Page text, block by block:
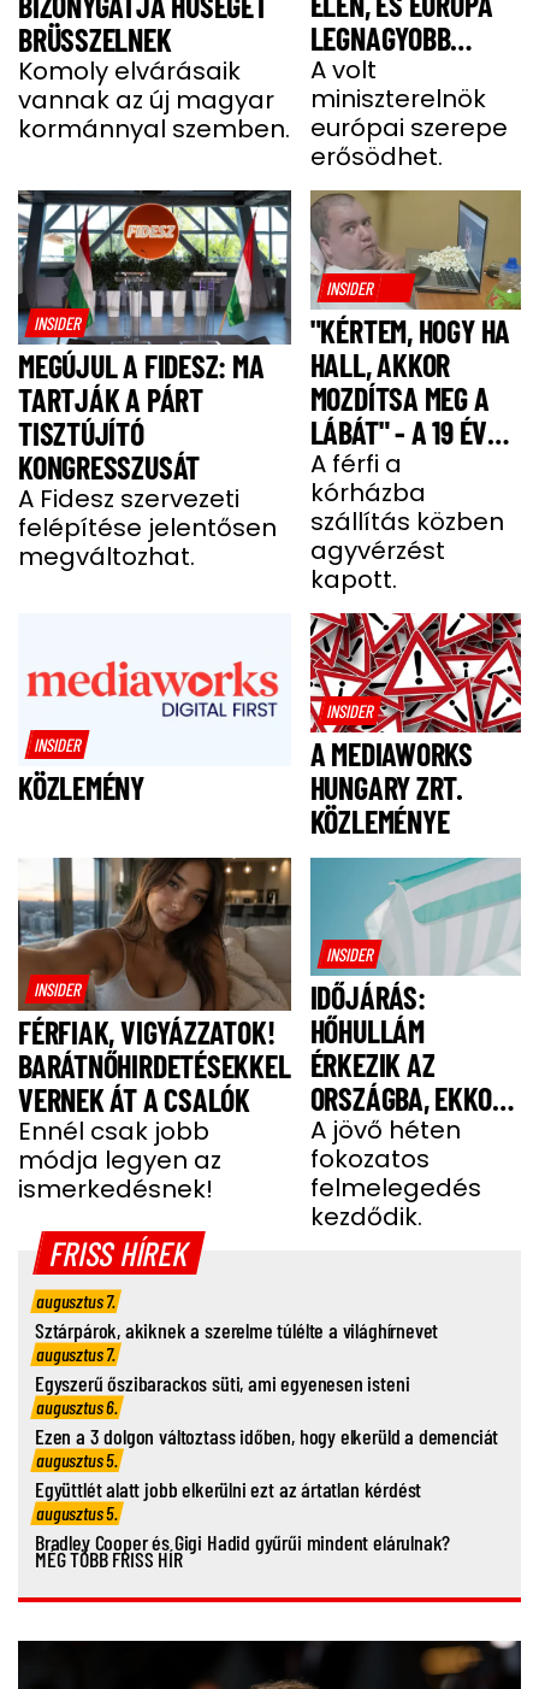
BRÜSSZELNEK
Komoly elvárásaik
vannak az új magyar
kormánnyal szemben.
LEGNAGYOBB
JOBBOLDALI
SZÖVETSÉGÉT
ÉPÍTI TOVÁBB
A volt
miniszterelnök
európai szerepe
erősödhet.
INSIDER
MEGÚJUL A FIDESZ: MA
TARTJÁK A PÁRT
TISZTÚJÍTÓ
KONGRESSZUSÁT
A Fidesz szervezeti
felépítése jelentősen
megváltozhat.
INSIDER
"KÉRTEM, HOGY HA
HALL, AKKOR
MOZDÍTSA MEG A
LÁBÁT" - A 19 ÉVES
BENCE HÓNAPOKIG
KÓMÁBAN FEKÜDT
A BALESETE UTÁN
A férfi a
kórházba
szállítás közben
agyvérzést
kapott.
INSIDER
KÖZLEMÉNY
INSIDER
A MEDIAWORKS
HUNGARY ZRT.
KÖZLEMÉNYE
INSIDER
FÉRFIAK, VIGYÁZZATOK!
BARÁTNŐHIRDETÉSEKKEL
VERNEK ÁT A CSALÓK
Ennél csak jobb
módja legyen az
ismerkedésnek!
INSIDER
IDŐJÁRÁS:
HŐHULLÁM
ÉRKEZIK AZ
ORSZÁGBA, EKKOR
ÉR IDE
A jövő héten
fokozatos
felmelegedés
kezdődik.
FRISS HÍREK
augusztus 7.
Sztárpárok, akiknek a szerelme túlélte a világhírnevet
augusztus 7.
Egyszerű őszibarackos süti, ami egyenesen isteni
augusztus 6.
Ezen a 3 dolgon változtass időben, hogy elkerüld a demenciát
augusztus 5.
Együttlét alatt jobb elkerülni ezt az ártatlan kérdést
augusztus 5.
Bradley Cooper és Gigi Hadid gyűrűi mindent elárulnak?
MÉG TÖBB FRISS HÍR